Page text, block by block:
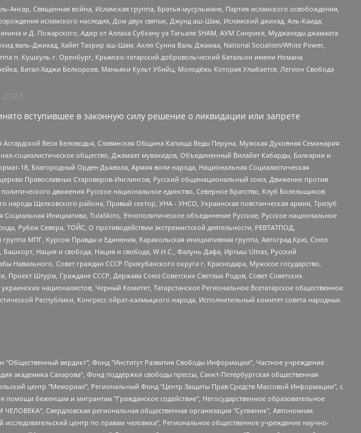
Священная война, Исламская группа, Братья-мусульмане, Партия исламского освобождения,
исламского наследия, Дом двух святых, Джунд аш-Шам, Исламский джихад, Аль-Каида,
и Д. Пожарского, Аджр от Аллаха Субхану уа Тагьаля SHAM, АУМ Синрике, Муджахеды джамаата
валь-Джихад, Хайят Тахрир аш-Шам, Ахлю Сунна Валь Джамаа, National Socialism/White Power,
п. Кушкуль г. Оренбург, Крымско-татарский добровольческий батальон имени Номана
Батал-Хаджи Белхороев, Маньяки Культ Убийц, Молодёжь Которая Улыбается, Легион Свобода
вступившее в законную силу решение о ликвидации или запрете
Веси Беловодья, Славянская Община Капища Веды Перуна, Мужская Духовная Семинария
социалистическое общество, Джамаат мувахидов, Объединенный Вилайат Кабарды, Балкарии и
18, Благородный Орден Дьявола, Армия воли народа, Национальная Социалистическая
Православных Староверов-Инглингов, Русский общенациональный союз, Движение против
движения Русское национальное единство, Северное Братство, Клуб Болельщиков
Щелковского района, Правый сектор, УНА - УНСО, Украинская повстанческая армия, Тризуб
Инициатива, TulaSkins, Этнополитическое объединение Русские, Русское национальное
Рубеж Севера, ТОЙС, О противодействии экстремистской деятельности, РЕВТАТПОД,
МПГ, Курсом Правды и Единения, Каракольская инициативная группа, Автоград Крю, Союз
Башкорт, Нация и свобода, Нация и свобода, W.H.С., Фалунь Дафа, Иртыш Ultras, Русский
Совет граждан СССР Прикубанского округа г. Краснодара, Мужское государство,
Штурм, Граждане СССР, Держава Союз Советских Светлых Родов, Совет Советских
националистов, Черный Комитет, Татарстанское Региональное Всетатарское общественное
Республики, Конгресс ойрат-калмыцкого народа, Исполнительный комитет совета народных
Сурначева Елизавета Дмитриевна, Автономная некоммерческая организация по защите прав человека и информированию населения "Якутия – Наше Мнение", Общество с ограниченной ответственностью "Москоу диджитал медиа", с 26.01.2023 Общество с ограниченной ответственностью "Чайка Белые сады", Ветошкина Валерия Валерьевна, Заговора Максим Александрович, Межрегиональное общественное движение "Российская ЛГБТ - сеть", Оленичев Максим Владимирович, Павлов Иван Юрьевич, Скворцова Елена Сергеевна, Общество с ограниченной ответственностью "Как бы инагент", Кочетков Игорь Викторович, Общество с ограниченной ответственностью "Честные выборы", Еланчик Олег Александрович, Общество с ограниченной ответственностью "Нобелевский призыв", Гималова Регина Эмилевна, Григорьев Андрей Валерьевич, Григорьева Алина Александровна, Ассоциация по содействию защите прав призывников, альтернативнослужащих и военнослужащих "Правозащитная группа "Гражданин.Армия.Право", Хисамова Регина Фаритовна, Автономная некоммерческая организация по реализации социально-правовых программ "Лилит", Дальневосточное общественное движение "Маяк", Санкт-Петербургская ЛГБТ-инициативная группа "Выход", Инициативная группа ЛГБТ+ "Реверс", Алексеев Андрей Викторович, Бекбулатова Таисия Львовна, Беляев Иван Михайлович, Владыкина Елена Сергеевна, Гельман Марат Александрович, Никульшина Вероника Юрьевна, Толоконникова Надежда Андреевна, Шендерович Виктор Анатольевич, Общество с ограниченной ответственностью "Данное сообщение", Общество с ограниченной ответственностью Издательский дом "Новая глава", Айнбиндер Александра Александровна, Московский комьюнити-центр для ЛГБТ+инициатив, Благотворительный фонд развития филантропии, Deutsche Welle (Германия, Kurt-Schumacher-Strasse 3, 53113 Bonn), Борзунова Мария Михайловна, Воробьев Виктор Викторович, Голубева Анна Львовна, Константинова Алла Михайловна, Малкова Ирина Владимировна, Мурадов Мурад Абдулгалимович, Осетинская Елизавета Николаевна, Понасенков Евгений Николаевич, Ганапольский Матвей Юрьевич, Киселев Евгений Алексеевич, Борухович Ирина Григорьевна, Дремин Иван Тимофеевич, Дубровский Дмитрий Викторович, Красноярская региональная общественная организация поддержки и развития альтернативных образовательных технологий и межкультурных коммуникаций "ИНТЕРРА", Маяковская Екатерина Алексеевна, Фейгин Марк Захарович, Филимонов Андрей Викторович, Дзугкоева Регина Николаевна, Доброхотов Роман Александрович, Дудь Юрий Александрович, Елкин Сергей Владимирович, Кругликов Кирилл Игоревич, Сабунаева Мария Леонидовна, Семенов Алексей Владимирович, Шаинян Карен Багратович, Шульман Екатерина Михайловна, Асафьев Артур Валерьевич, Вахштайн Виктор Семенович, Венедиктов Алексей Алексеевич, Лушникова Екатерина Евгеньевна, Волков Леонид Михайлович, Невзоров Александр Глебович, Пархоменко Сергей Борисович, Сироткин Ярослав Николаевич, Кара-Мурза Владимир Владимирович, Баранова Наталья Владимировна, Гозман Леонид Яковлевич, Кагарлицкий Борис Юльевич, Климарев Михаил Валерьевич, Милов Владимир Станиславович, Автономная некоммерческая организация Краснодарский центр современного искусства "Типография", Моргенштерн Алишер Тагирович, Соболь Любовь Эдуардовна, Общество с ограниченной ответственностью "ЛИЗА НОРМ", Каспаров Гарри Кимович, Ходорковский Михаил Борисович, Общество с ограниченной ответственностью "Апрельские тезисы", Данилович Ирина Брониславовна, Кашин Олег Владимирович, Петров Николай Владимирович, Пивоваров Алексей Владимирович, Соколов Михаил Владимирович, Цветкова Юлия Владимировна, Чичваркин Евгений Александрович, Комитет против пыток/Команда против пыток, Общество с ограниченной ответственностью "Первый научный", Общество с ограниченной ответственностью "Вертолет и ко", Белоцерковская Вероника Борисовна, Кац Максим Евгеньевич, Лазарева Татьяна Юрьевна, Шаведдинов Руслан Табризович, Яшин Илья Валерьевич, Общество с ограниченной ответственностью "Иноагент ААВ", Алешковский Дмитрий Петрович, Альбац Евгения Марковна, Быков Дмитрий Львович, Галямина Юлия Евгеньевна, Лойко Сергей Леонидович, Мартынов Кирилл Константинович, Медведев Сергей Александрович, Крашенинников Федор Геннадиевич, Гордеева Катерина Вл